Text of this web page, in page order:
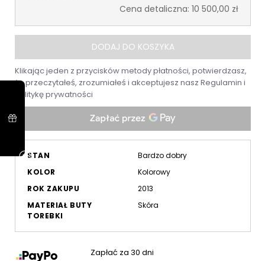
Cena detaliczna: 10 500,00 zł
DODAJ DO KOSZYKA
Klikając jeden z przycisków metody płatności, potwierdzasz,
że przeczytałeś, zrozumiałeś i akceptujesz nasz Regulamin i
Politykę prywatności
STAN
Bardzo dobry
KOLOR
Kolorowy
ROK ZAKUPU
2013
MATERIAŁ BUTY
TOREBKI
Skóra
Zapłać za 30 dni